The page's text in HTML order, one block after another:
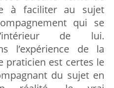
à faciliter au sujet
qui se
de lui.
l’expérience de la
praticien est certes le
du sujet en